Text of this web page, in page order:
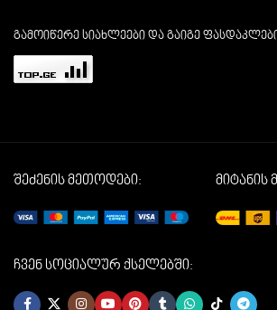
გამოიწერე სიახლეები და გაიგე
შეძენის მეთოდები: მიტანის
ჩვენ სოციალურ ქსელებში: